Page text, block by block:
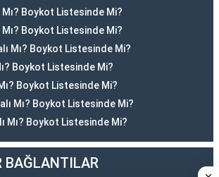
Mı? Boykot Listesinde Mi?
Boykot Listesinde Mi?
Mı? Boykot Listesinde Mi?
Boykot Listesinde Mi?
Boykot Listesinde Mi?
Mı? Boykot Listesinde Mi?
Mı? Boykot Listesinde Mi?
BAĞLANTILAR